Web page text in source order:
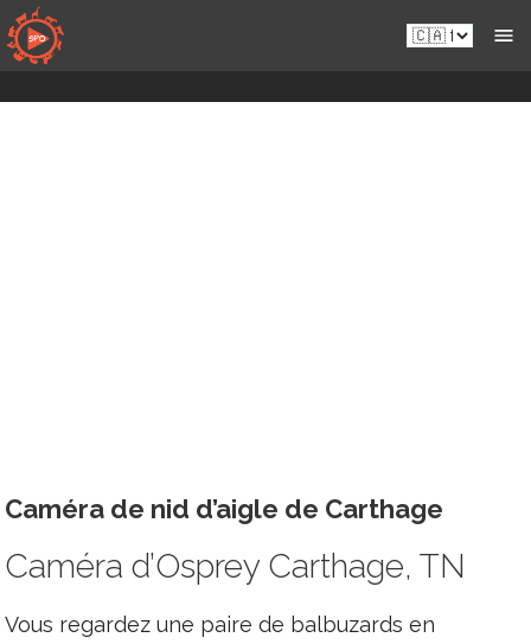
Skip
to
content
fr-
ca.sportsmansparadiseonline.com
Caméra de nid d’aigle de Carthage
Caméra d’Osprey Carthage, TN
Vous regardez une paire de balbuzards en